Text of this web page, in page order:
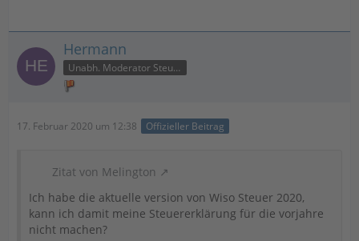
Hermann
Unabh. Moderator Steuer
17. Februar 2020 um 12:38 Offizieller Beitrag
Zitat von Melington
Ich habe die aktuelle version von Wiso Steuer 2020,
kann ich damit meine Steuererklärung für die vorjahre
nicht machen?